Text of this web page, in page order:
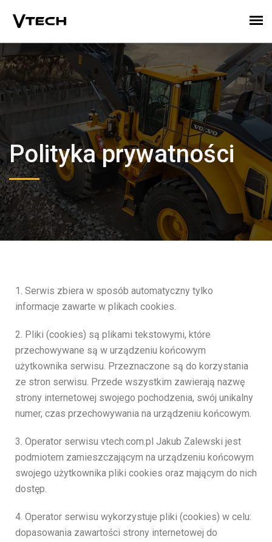
Polityka prywatności
1. Serwis zbiera w sposób automatyczny tylko
informacje zawarte w plikach cookies.
2. Pliki (cookies) są plikami tekstowymi, które
przechowywane są w urządzeniu końcowym
użytkownika serwisu. Przeznaczone są do korzystania
ze stron serwisu. Przede wszystkim zawierają nazwę
strony internetowej swojego pochodzenia, swój unikalny
numer, czas przechowywania na urządzeniu końcowym.
3. Operator serwisu vtech.com.pl Jakub Zalewski jest
podmiotem zamieszczającym na urządzeniu końcowym
swojego użytkownika pliki cookies oraz mającym do nich
dostęp.
4. Operator serwisu wykorzystuje pliki (cookies) w celu:
dopasowania zawartości strony internetowej do